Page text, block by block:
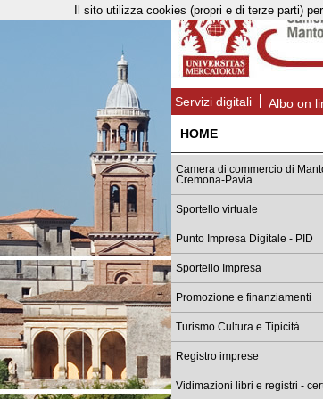
Servizi digitali Albo on
HOME
Camera di commercio di
Cremona-Pavia
Sportello virtuale
Punto Impresa Digitale - PID
Sportello Impresa
Promozione e finanziamenti
Turismo Cultura e Tipicità
Registro imprese
Vidimazioni libri e registri -
Il sito utilizza cookies (propri e di terze parti)